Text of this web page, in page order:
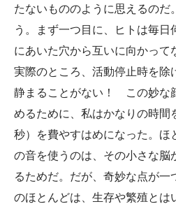
たないもののように思えるのだ
う。まず一つ目に、ヒトは毎
にあいた穴から互いに向かって
実際のところ、活動停止時を除
静まることがない！ この妙な
めるために、私はかなりの時間
秒）を費やすはめになった。ほ
の音を使うのは、その小さな脳
るためだ。だが、奇妙な点が一
のほとんどは、生存や繁殖とは